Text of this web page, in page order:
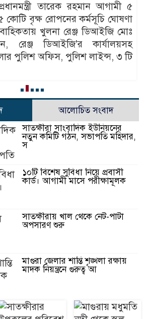
তারেক রহমান আগামী ৫
কোটি বৃক্ষ রোপনের কর্মসূচি ঘোষণা
খুলনা রেঞ্জ ডিআইজি মোঃ
রেঞ্জ ডিআইজি'র কার্যালয়সহ
পুলিশ অফিস, পুলিশ লাইন্স, ৩ টি
আলোচিত সংবাদ
সাতক্ষীরা সাংবাদিক ইউনিয়নের
নতুন কমিটি গঠন, সভাপতি মহিদার,
স
১০টি বিশেষ সুবিধা নিয়ে প্রবাসী
কার্ড। আগামী মাসে পরীক্ষামূলক
সাতক্ষীরায় খাল থেকে নেট-পাটা
অপসারণ শুরু
মাগুরা জেলার শান্তি শৃঙ্খলা রক্ষায়
মাদক নিয়ন্ত্রনে গুরুত্ব আ
মাগুরায় বিশ্ব জনসংখ্যা দিবসে
আলোচনা সভা ও পুরস্কার বিতরণ